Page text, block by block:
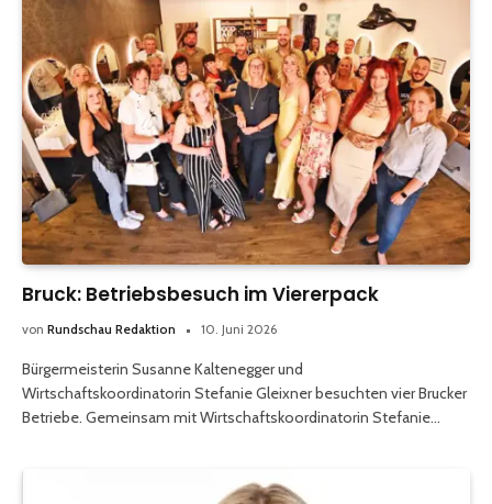
Bruck: Betriebsbesuch im Viererpack
von Rundschau Redaktion 10. Juni 2026
Bürgermeisterin Susanne Kaltenegger und
Wirtschaftskoordinatorin Stefanie Gleixner besuchten vier Brucker
Betriebe. Gemeinsam mit Wirtschaftskoordinatorin Stefanie…